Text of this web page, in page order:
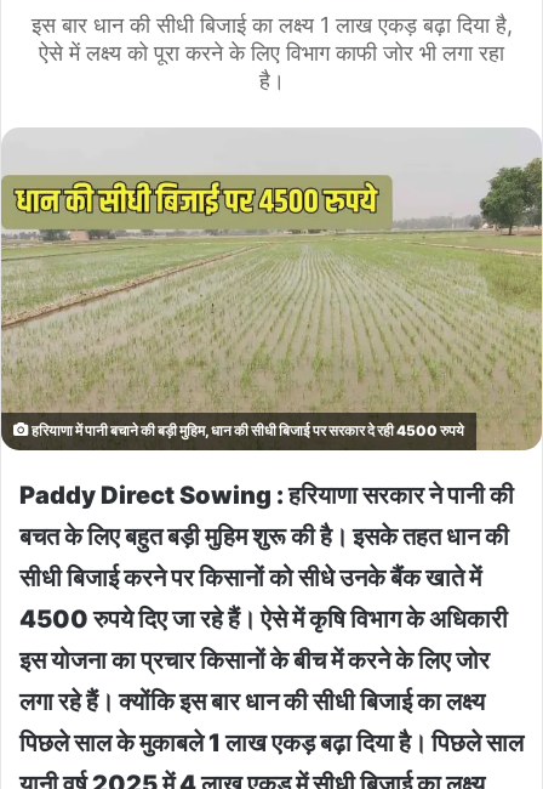
इस बार धान की सीधी बिजाई का लक्ष्य 1 लाख एकड़ बढ़ा दिया है,
ऐसे में लक्ष्य को पूरा करने के लिए विभाग काफी जोर भी लगा रहा
है।
हरियाणा में पानी बचाने की बड़ी मुहिम, धान की सीधी बिजाई पर सरकार दे रही 4500 रुपये
Paddy Direct Sowing : हरियाणा सरकार ने पानी की
बचत के लिए बहुत बड़ी मुहिम शुरू की है। इसके तहत धान की
सीधी बिजाई करने पर किसानों को सीधे उनके बैंक खाते में
4500 रुपये दिए जा रहे हैं। ऐसे में कृषि विभाग के अधिकारी
इस योजना का प्रचार किसानों के बीच में करने के लिए जोर
लगा रहे हैं। क्योंकि इस बार धान की सीधी बिजाई का लक्ष्य
पिछले साल के मुकाबले 1 लाख एकड़ बढ़ा दिया है। पिछले साल